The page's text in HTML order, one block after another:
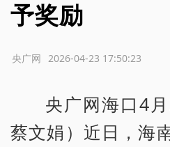
予奖励
2026-04-23 17:50:23
央广网
央广网海口4
蔡文娟）近日，海